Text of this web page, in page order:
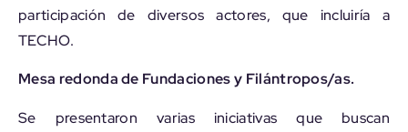
participación de diversos actores, que incluiría a
TECHO.
Mesa redonda de Fundaciones y Filántropos/as.
Se presentaron varias iniciativas que buscan